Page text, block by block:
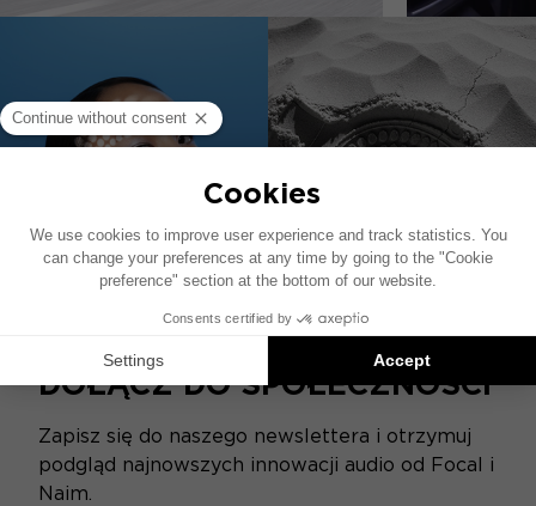
DOŁĄCZ DO SPOŁECZNOŚCI
Zapisz się do naszego newslettera i otrzymuj
podgląd najnowszych innowacji audio od Focal i
Naim.